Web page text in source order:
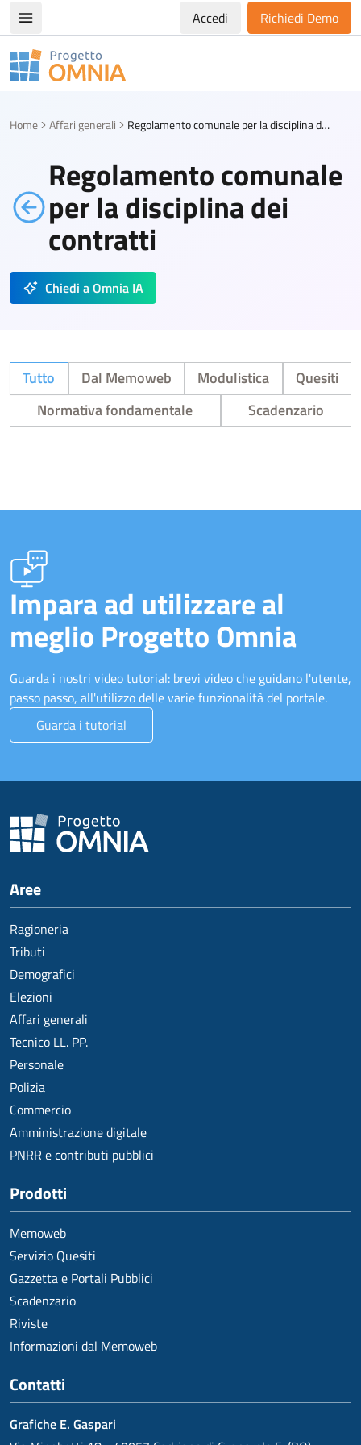
Apri/chiudi menù di navigazioneAccedi Richiedi Demo
Progetto Omnia
Home Affari generali Regolamento comunale per la disciplina dei contratti
Regolamento comunale
per la disciplina dei
contratti
Chiedi a Omnia IA
Tutto Dal Memoweb Modulistica
Quesiti
Normativa fondamentale
Scadenzario
Impara ad utilizzare al
meglio Progetto Omnia
Guarda i nostri video tutorial: brevi video che guidano l'utente,
passo passo, all'utilizzo delle varie funzionalità del portale.
Guarda i tutorial
Aree
Ragioneria
Tributi
Demografici
Elezioni
Affari generali
Tecnico LL. PP.
Personale
Polizia
Commercio
Amministrazione digitale
PNRR e contributi pubblici
Prodotti
Memoweb
Servizio Quesiti
Gazzetta e Portali Pubblici
Scadenzario
Riviste
Informazioni dal Memoweb
Contatti
Grafiche E. Gaspari